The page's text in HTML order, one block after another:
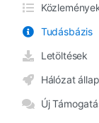
Tudásbázis
Letöltések
Hálózat
Új